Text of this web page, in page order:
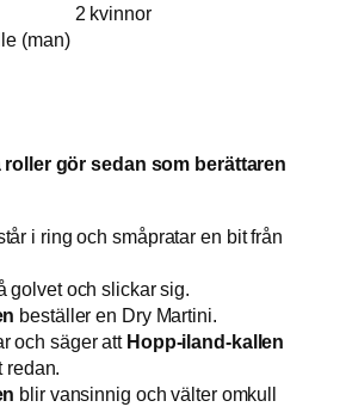
2 kvinnor
(man)
roller gör sedan som berättaren
i ring och småpratar en bit från
golvet och slickar sig.
beställer en Dry Martini.
och säger att Hopp-iland-kallen
redan.
blir vansinnig och välter omkull